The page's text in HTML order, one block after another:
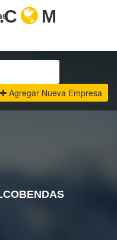
M
Agregar Nueva Empresa